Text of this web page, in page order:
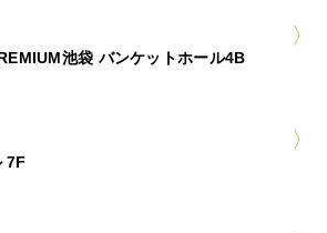
池袋 バンケットホール4B
7F